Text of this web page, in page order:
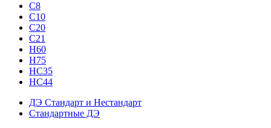
С8
С10
С20
С21
H60
H75
HС35
НС44
ДЭ Стандарт и Нестандарт
Стандартные ДЭ